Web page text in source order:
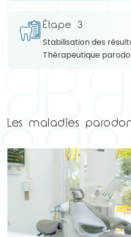
Étape 3
Stabilisation des
Thérapeutique
Les maladies